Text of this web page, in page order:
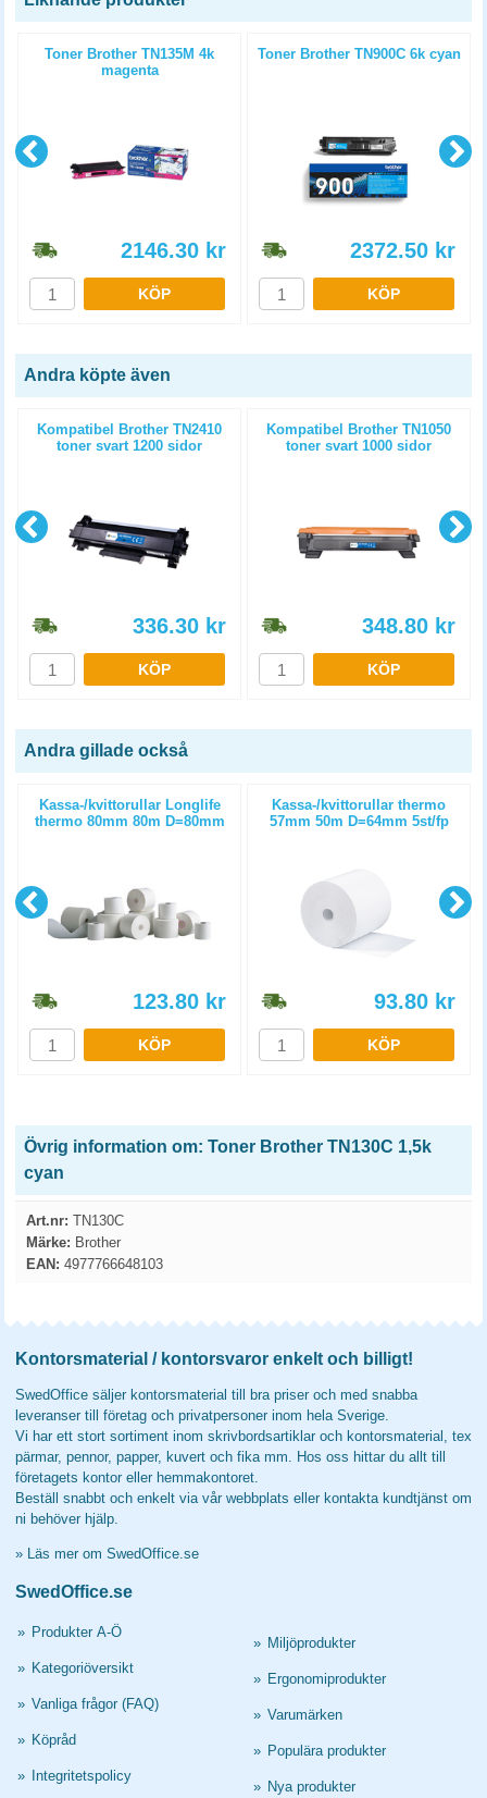
Toner Brother TN135M 4k
magenta
2146.30 kr
KÖP
Toner Brother TN900C 6k cyan
2372.50 kr
KÖP
Andra köpte även
Kompatibel Brother TN2410
toner svart 1200 sidor
336.30 kr
KÖP
Kompatibel Brother TN1050
toner svart 1000 sidor
348.80 kr
KÖP
Andra gillade också
Kassa-/kvittorullar Longlife
thermo 80mm 80m D=80mm
123.80 kr
KÖP
Kassa-/kvittorullar thermo
57mm 50m D=64mm 5st/fp
93.80 kr
KÖP
Övrig information om: Toner Brother TN130C 1,5k
cyan
Art.nr: TN130C
Märke: Brother
EAN: 4977766648103
Kontorsmaterial / kontorsvaror enkelt och billigt!
SwedOffice säljer kontorsmaterial till bra priser och med snabba
leveranser till företag och privatpersoner inom hela Sverige.
Vi har ett stort sortiment inom skrivbordsartiklar och kontorsmaterial, tex
pärmar, pennor, papper, kuvert och fika mm. Hos oss hittar du allt till
företagets kontor eller hemmakontoret.
Beställ snabbt och enkelt via vår webbplats eller kontakta kundtjänst om
ni behöver hjälp.
» Läs mer om SwedOffice.se
SwedOffice.se
» Produkter A-Ö
» Kategoriöversikt
» Vanliga frågor (FAQ)
» Köpråd
» Integritetspolicy
» Miljöprodukter
» Ergonomiprodukter
» Varumärken
» Populära produkter
» Nya produkter